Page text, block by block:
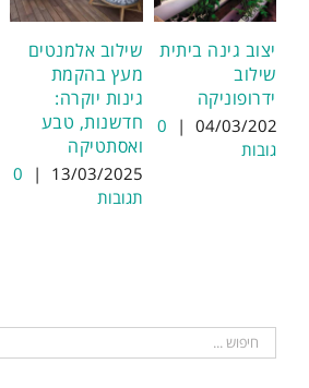
שילוב אלמנטים
מעץ בהקמת
גינות יוקרה:
חדשנות, טבע
ואסתטיקה
13/03/2025
|
0
תגובות
עיצוב גינה ביתית
בשילוב
הידרופוניקה
04/03/2025
|
0
תגובות
חיפוש...